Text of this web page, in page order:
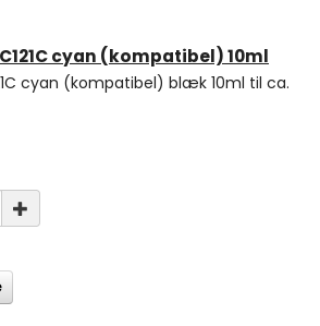
cyan (kompatibel) 10ml
cyan (kompatibel) blæk 10ml til ca.